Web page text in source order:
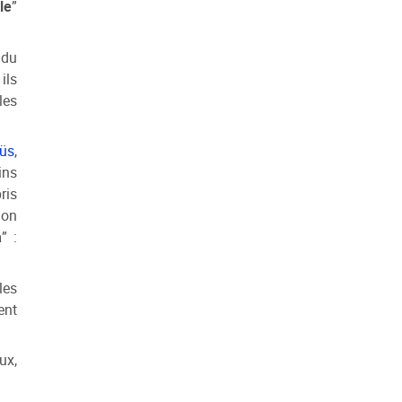
”
ils
,
” :